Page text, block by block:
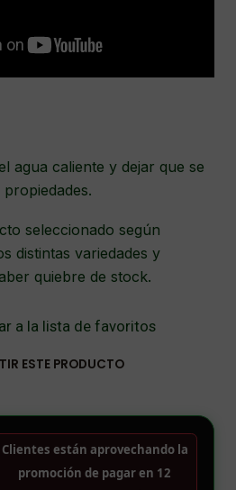
agua caliente y dejar que se
seleccionado según
distintas variedades y
quiebre de stock.
a la lista de favoritos
ESTE PRODUCTO